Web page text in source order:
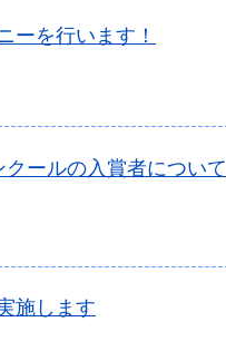
ーを行います！
ールの入賞者について
施します